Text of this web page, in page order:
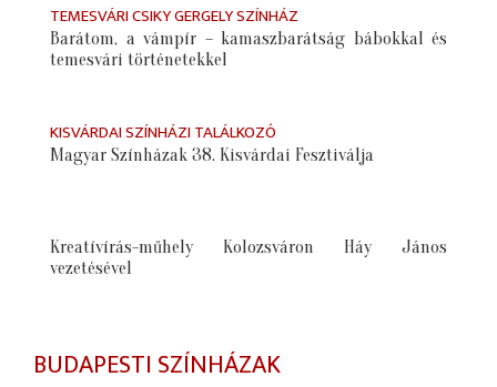
TEMESVÁRI CSIKY GERGELY SZÍNHÁZ
Barátom, a vámpír – kamaszbarátság bábokkal és
temesvári történetekkel
KISVÁRDAI SZÍNHÁZI TALÁLKOZÓ
Magyar Színházak 38. Kisvárdai Fesztiválja
Kreatívírás-műhely Kolozsváron Háy János
vezetésével
BUDAPESTI SZÍNHÁZAK